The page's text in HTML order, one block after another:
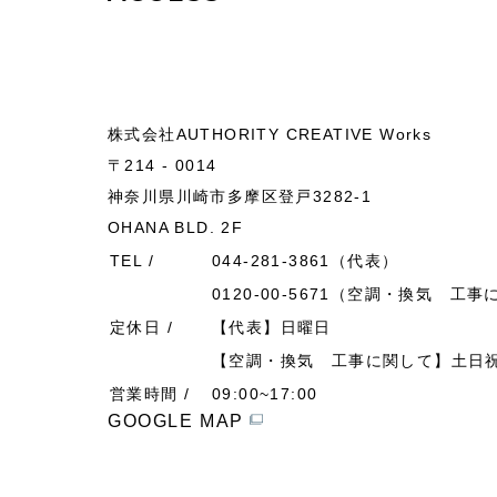
株式会社AUTHORITY CREATIVE Works
〒214 - 0014
神奈川県川崎市多摩区登戸3282-1
OHANA BLD. 2F
TEL /
044-281-3861（代表）
0120-00-5671（空調・換気 工事に
定休日 /
【代表】⽇曜⽇
【空調・換気 工事に関して】⼟⽇
営業時間 /
09:00~17:00
GOOGLE MAP